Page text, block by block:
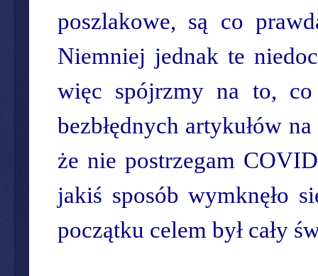
poszlakowe, są co
Niemniej jednak te
więc spójrzmy na to,
bezbłędnych artykułów
że nie postrzegam
jakiś sposób wymknęło
początku celem był cały